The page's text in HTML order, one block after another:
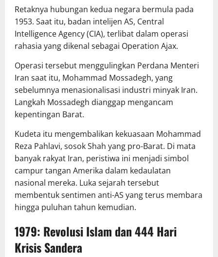
Retaknya hubungan kedua negara bermula pada
1953. Saat itu, badan intelijen AS, Central
Intelligence Agency (CIA), terlibat dalam operasi
rahasia yang dikenal sebagai Operation Ajax.
Operasi tersebut menggulingkan Perdana Menteri
Iran saat itu, Mohammad Mossadegh, yang
sebelumnya menasionalisasi industri minyak Iran.
Langkah Mossadegh dianggap mengancam
kepentingan Barat.
Kudeta itu mengembalikan kekuasaan Mohammad
Reza Pahlavi, sosok Shah yang pro-Barat. Di mata
banyak rakyat Iran, peristiwa ini menjadi simbol
campur tangan Amerika dalam kedaulatan
nasional mereka. Luka sejarah tersebut
membentuk sentimen anti-AS yang terus membara
hingga puluhan tahun kemudian.
1979: Revolusi Islam dan 444 Hari
Krisis Sandera